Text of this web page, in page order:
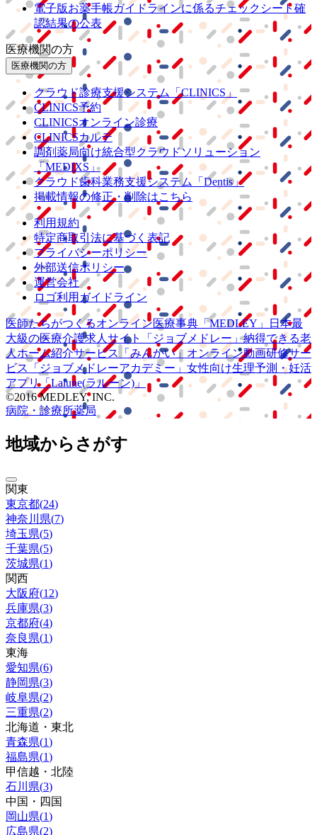
電子版お薬手帳ガイドラインに係るチェックシート確
認結果の公表
医療機関の方
医療機関の方
クラウド診療支援システム
「CLINICS」
CLINICS予約
CLINICSオンライン診療
CLINICSカルテ
調剤薬局向け統合型クラウドソリューション
「MEDIXS」
クラウド歯科業務支援システム
「Dentis」
掲載情報の修正・削除はこちら
利用規約
特定商取引法に基づく表記
プライバシーポリシー
外部送信ポリシー
運営会社
ロゴ利用ガイドライン
医師たちがつくるオンライン医療事典 「MEDLEY」
日本最
大級の医療介護求人サイト 「ジョブメドレー」納得できる老
人ホーム紹介サービス
「みんかい」 オンライン動画研修サー
ビス
「ジョブメドレーアカデミー」 女性向け生理予測・妊活
アプリ「Lalune(ラルーン)」
©2016 MEDLEY, INC.
病院・診療所薬局
地域からさがす
関東
東京都(24)
神奈川県(7)
埼玉県(5)
千葉県(5)
茨城県(1)
関西
大阪府(12)
兵庫県(3)
京都府(4)
奈良県(1)
東海
愛知県(6)
静岡県(3)
岐阜県(2)
三重県(2)
北海道・東北
青森県(1)
福島県(1)
甲信越・北陸
石川県(3)
中国・四国
岡山県(1)
広島県(2)